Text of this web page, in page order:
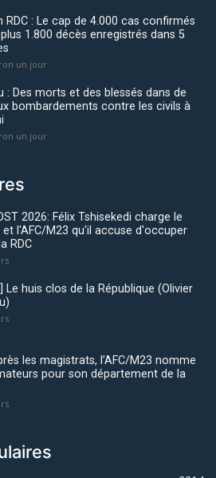
RDC : Le cap de 4.000 cas confirmés
1.800 décès enregistrés dans 5
un jour
: Des morts et des blessés dans de
bombardements contre les civils à
un jour
2026: Félix Tshisekedi charge le
et l'AFC/M23 qu'il accuse d'occuper
RDC
Le huis clos de la République (Olivier
les magistrats, l’AFC/M23 nomme
pour son département de la